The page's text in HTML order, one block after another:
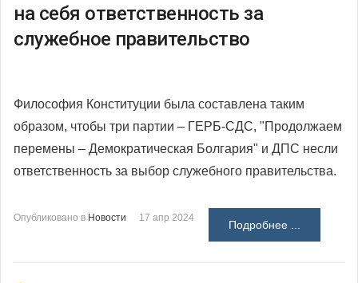
на себя ответственность за
служебное правительство
Философия Конституции была составлена таким
образом, чтобы три партии – ГЕРБ-СДС, "Продолжаем
перемены – Демократическая Болгария" и ДПС несли
ответственность за выбор служебного правительства.
Опубликовано в Новости 17 апр 2024
Подробнее ...